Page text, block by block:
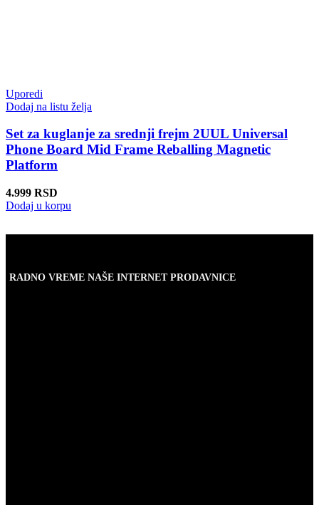
Uporedi
Dodaj na listu želja
Set za kuglanje za srednji frejm 2UUL Universal
Phone Board Mid Frame Reballing Magnetic
Platform
4.999 RSD
Dodaj u korpu
RADNO VREME NAŠE INTERNET PRODAVNICE